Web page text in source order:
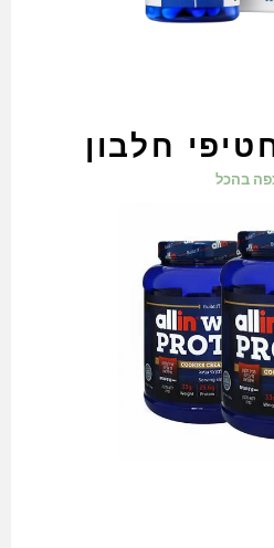
חלבון
בהכל